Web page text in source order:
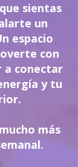
sientas
un
espacio
con
a conectar
y tu
más